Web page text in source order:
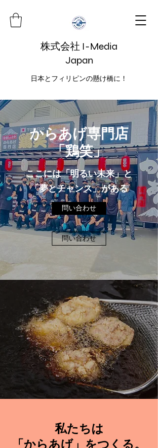
株式会社 I-Media
Japan
日本とフィリピンの懸け橋に！
​からあげ専門店
「鶏笑」
ここには「明るい未来」と
「夢とチャンス」がある
問い合わせ
問い合わせ
私たちは
「からあげ」をつくる。